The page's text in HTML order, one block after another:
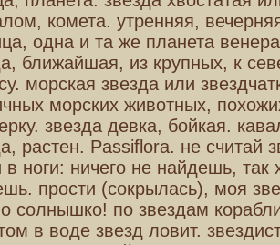
комета. утренняя,
одна и та же планета
ближайшая, из крупных, к
морская звезда или
морских животных,
звезда девка, бойкая.
растен. Passiflora. не считай
в ноги: ничего не найдешь, так
прости (сокрылась), моя
солнышко! по звездам
в воде звезд ловит.